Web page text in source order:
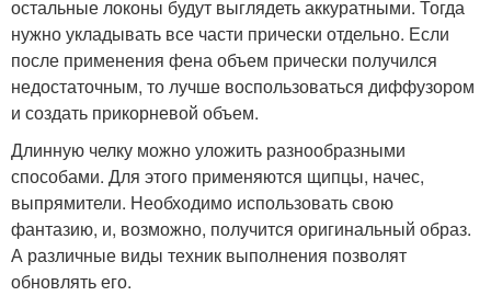
остальные локоны будут выглядеть аккуратными. Тогда
нужно укладывать все части прически отдельно. Если
после применения фена объем прически получился
недостаточным, то лучше воспользоваться диффузором
и создать прикорневой объем.
Длинную челку можно уложить разнообразными
способами. Для этого применяются щипцы, начес,
выпрямители. Необходимо использовать свою
фантазию, и, возможно, получится оригинальный образ.
А различные виды техник выполнения позволят
обновлять его.